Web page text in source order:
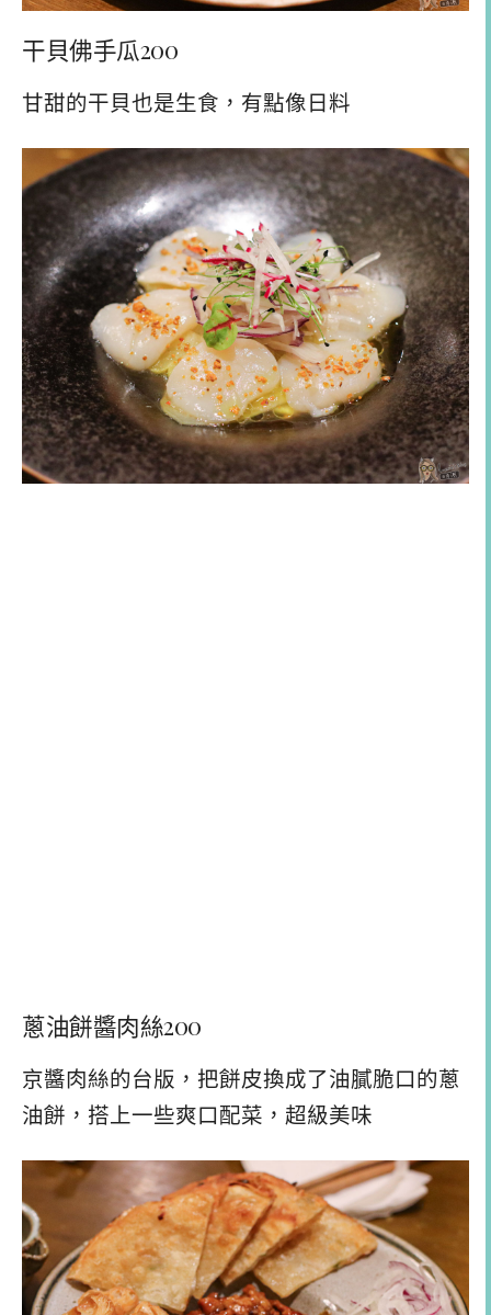
干貝佛手瓜200
甘甜的干貝也是生食，有點像日料
蔥油餅醬肉絲200
京醬肉絲的台版，把餅皮換成了油膩脆口的蔥
油餅，搭上一些爽口配菜，超級美味